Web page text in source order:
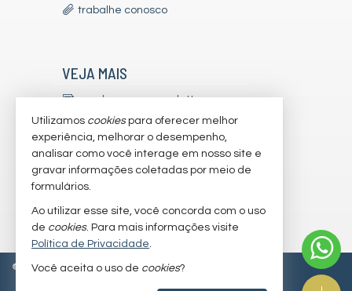
trabalhe conosco
VEJA MAIS
receba nosso newsletter
indicadores financeiros
cadastre seu imóvel
imóveis favoritos
mapa de imóveis
© 2026 CRECI/SC 7179-J Política de Privacidade
Utilizamos cookiespara oferecer melhor
experiência, melhorar o desempenho,
analisar como você interage em nosso site e
gravar informações coletadas por meio de
formulários.
Ao utilizar esse site, você concorda com o uso
de cookies. Para mais informações visite
Política de Privacidade.
Você aceita o uso de cookies?